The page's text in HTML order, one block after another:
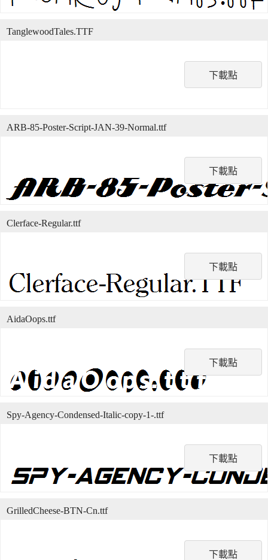
下載點
TanglewoodTales.TTF
下載點
ARB-85-Poster-Script-JAN-39-Normal.ttf
下載點
Clerface-Regular.ttf
下載點
AidaOops.ttf
下載點
Spy-Agency-Condensed-Italic-copy-1-.ttf
下載點
GrilledCheese-BTN-Cn.ttf